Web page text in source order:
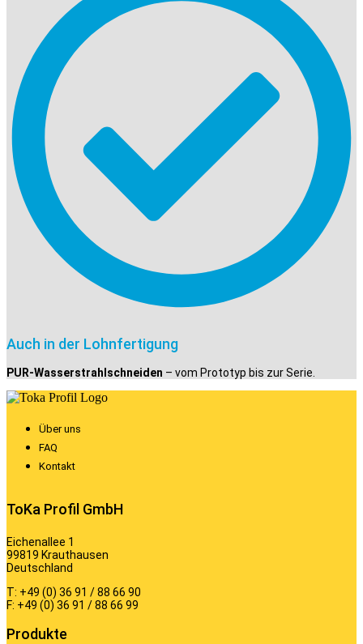
Auch in der Lohnfertigung
PUR-Wasserstrahlschneiden – vom Prototyp bis zur Serie.
Über uns
FAQ
Kontakt
ToKa Profil GmbH
Eichenallee 1
99819 Krauthausen
Deutschland
T: +49 (0) 36 91 / 88 66 90
F: +49 (0) 36 91 / 88 66 99
Produkte